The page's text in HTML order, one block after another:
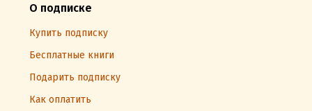
О подписке
Купить подписку
Бесплатные книги
Подарить подписку
Как оплатить